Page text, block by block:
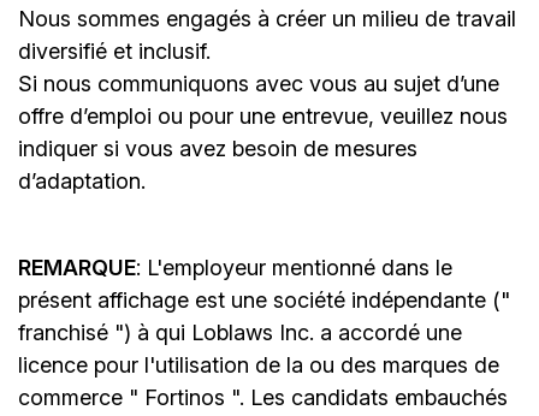
Nous sommes engagés à créer un milieu de travail
diversifié et inclusif.
Si nous communiquons avec vous au sujet d’une
offre d’emploi ou pour une entrevue, veuillez nous
indiquer si vous avez besoin de mesures
d’adaptation.
REMARQUE: L'employeur mentionné dans le
présent affichage est une société indépendante ("
franchisé ") à qui Loblaws Inc. a accordé une
licence pour l'utilisation de la ou des marques de
commerce " Fortinos ". Les candidats embauchés